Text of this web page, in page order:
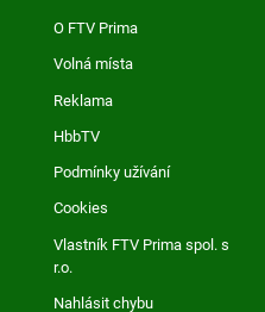
O FTV Prima
Volná místa
Reklama
HbbTV
Podmínky užívání
Cookies
Vlastník FTV Prima spol. s
r.o.
Nahlásit chybu